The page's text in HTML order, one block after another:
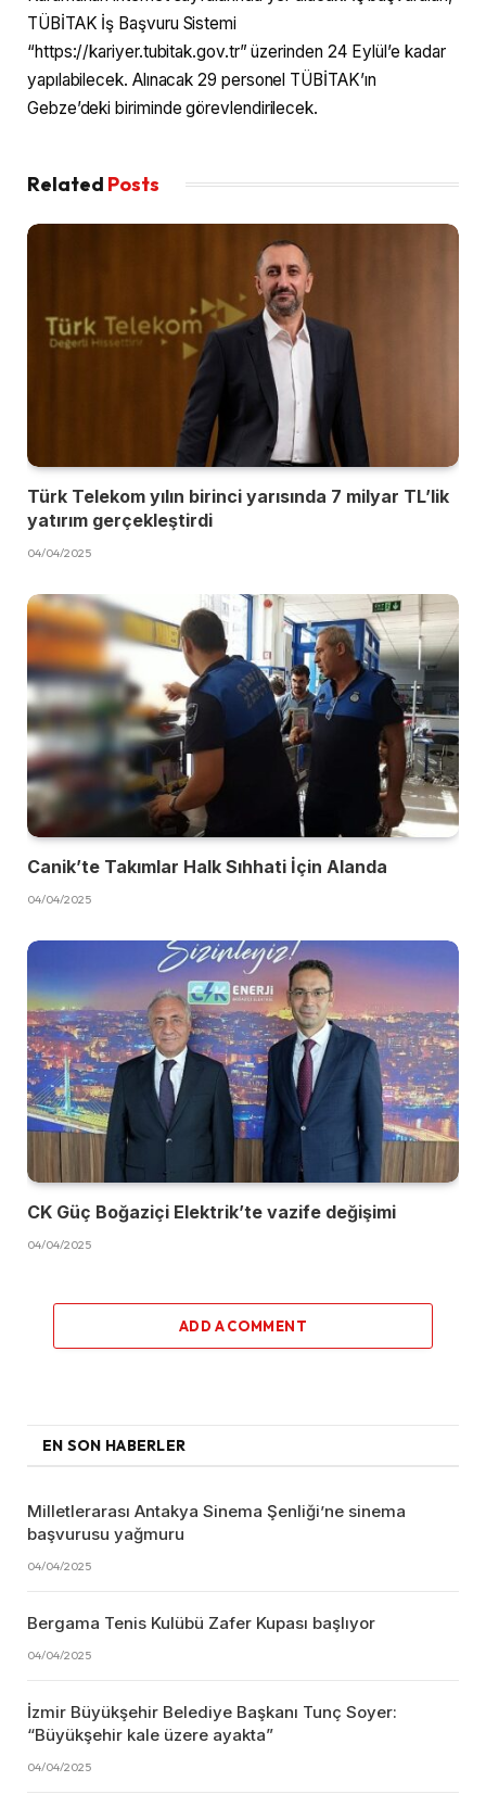
TÜBİTAK İş Başvuru Sistemi
“https://kariyer.tubitak.gov.tr” üzerinden 24 Eylül’e kadar
yapılabilecek. Alınacak 29 personel TÜBİTAK’ın
Gebze’deki biriminde görevlendirilecek.
Related Posts
Türk Telekom yılın birinci yarısında 7 milyar TL’lik
yatırım gerçekleştirdi
04/04/2025
Canik’te Takımlar Halk Sıhhati İçin Alanda
04/04/2025
CK Güç Boğaziçi Elektrik’te vazife değişimi
04/04/2025
ADD A COMMENT
EN SON HABERLER
Milletlerarası Antakya Sinema Şenliği’ne sinema
başvurusu yağmuru
04/04/2025
Bergama Tenis Kulübü Zafer Kupası başlıyor
04/04/2025
İzmir Büyükşehir Belediye Başkanı Tunç Soyer:
“Büyükşehir kale üzere ayakta”
04/04/2025